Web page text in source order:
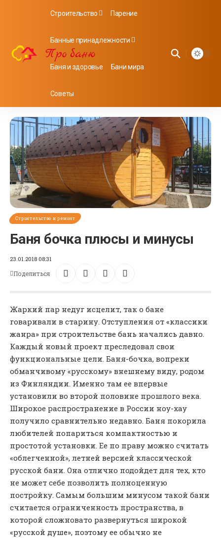
Строительство Парение
Банные принадлежности
Баня и здоровье Бани мира
Советы
Строительство и ремонт
Баня бочка плюсы и минусы
23.01.2018 08:31
Поделиться
Жаркий пар недуг исцелит, так о бане
говаривали в старину. Отступления от «классики
жанра» при строительстве бань начались давно.
Каждый новый проект преследовал свои
функциональные цели. Баня-бочка, вопреки
обманчивому «русскому» внешнему виду, родом
из Финляндии. Именно там ее впервые
установили во второй половине прошлого века.
Широкое распространение в России ноу-хау
получило сравнительно недавно. Баня покорила
любителей попариться компактностью и
простотой установки. Ее по праву можно считать
«облегченной», летней версией классической
русской бани. Она отлично подойдет для тех, кто
не может себе позволить полноценную
постройку. Самым большим минусом такой бани
считается ограниченность пространства, в
которой сложновато развернуться широкой
«русской душе», поэтому ее обычно не